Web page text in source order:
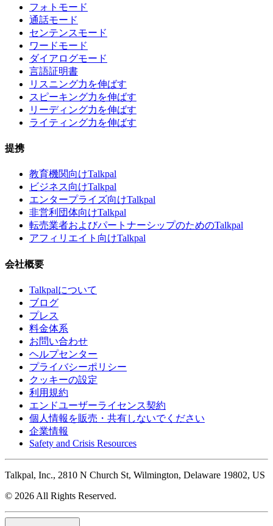
フォトモード
通話モード
センテンスモード
ワードモード
ダイアログモード
言語証明書
リスニング力を伸ばす
スピーキング力を伸ばす
リーディング力を伸ばす
ライティング力を伸ばす
提携
教育機関向けTalkpal
ビジネス向けTalkpal
エンタープライズ向けTalkpal
非営利団体向けTalkpal
転売業者およびパートナーシップのためのTalkpal
アフィリエイト向けTalkpal
会社概要
Talkpalについて
ブログ
プレス
料金体系
お問い合わせ
ヘルプセンター
プライバシーポリシー
クッキーの設定
利用規約
エンドユーザーライセンス契約
個人情報を販売・共有しないでください
企業情報
Safety and Crisis Resources
Talkpal, Inc., 2810 N Church St, Wilmington, Delaware 19802, US
© 2026 All Rights Reserved.